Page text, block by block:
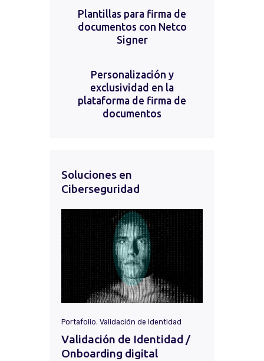
Plantillas para firma de
documentos con Netco
Signer
Personalización y
exclusividad en la
plataforma de firma de
documentos
Soluciones en
Ciberseguridad
Portafolio, Validación de Identidad
Validación de Identidad /
Onboarding digital